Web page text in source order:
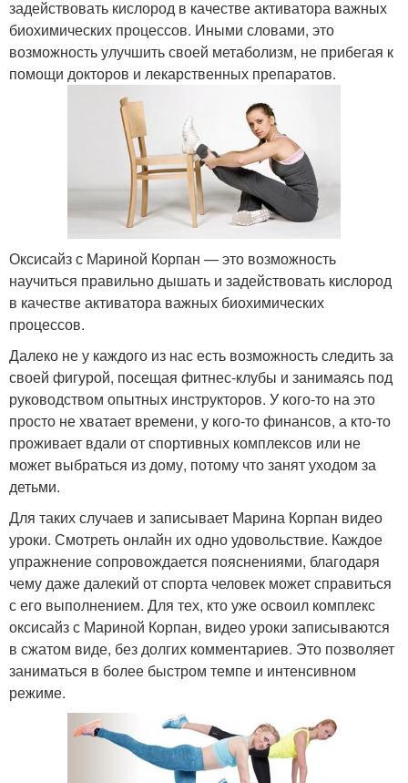
задействовать кислород в качестве активатора важных
биохимических процессов. Иными словами, это
возможность улучшить своей метаболизм, не прибегая к
помощи докторов и лекарственных препаратов.
Оксисайз с Мариной Корпан — это возможность
научиться правильно дышать и задействовать кислород
в качестве активатора важных биохимических
процессов.
Далеко не у каждого из нас есть возможность следить за
своей фигурой, посещая фитнес-клубы и занимаясь под
руководством опытных инструкторов. У кого-то на это
просто не хватает времени, у кого-то финансов, а кто-то
проживает вдали от спортивных комплексов или не
может выбраться из дому, потому что занят уходом за
детьми.
Для таких случаев и записывает Марина Корпан видео
уроки. Смотреть онлайн их одно удовольствие. Каждое
упражнение сопровождается пояснениями, благодаря
чему даже далекий от спорта человек может справиться
с его выполнением. Для тех, кто уже освоил комплекс
оксисайз с Мариной Корпан, видео уроки записываются
в сжатом виде, без долгих комментариев. Это позволяет
заниматься в более быстром темпе и интенсивном
режиме.